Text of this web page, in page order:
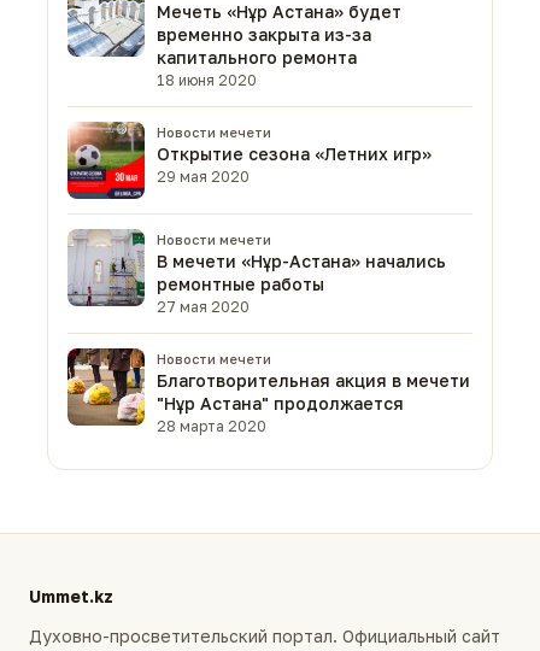
Мечеть «Нұр Астана» будет
временно закрыта из-за
капитального ремонта
18 июня 2020
Новости мечети
Открытие сезона «Летних игр»
29 мая 2020
Новости мечети
В мечети «Нұр-Астана» начались
ремонтные работы
27 мая 2020
Новости мечети
Благотворительная акция в мечети
"Нұр Астана" продолжается
28 марта 2020
Ummet.kz
Духовно-просветительский портал. Официальный сайт